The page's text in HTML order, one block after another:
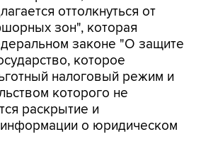
законе "О защите
которое
налоговый режим и
которого не
раскрытие и
о юридическом
комитет Госдумы